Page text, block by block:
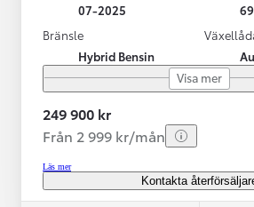
07-2025
Bränsle
Hybrid Bensin
Visa mer
249 900 kr
Från 2 999 kr/mån
Läs mer
Kontakta